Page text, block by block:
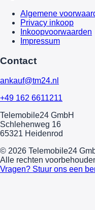
Algemene
Privacy inkoop
Inkoopvoorwaarden
Impressum
Contact
ankauf@tm24.nl
+49 162 6611211
Telemobile24 GmbH
Schlehenweg 16
65321 Heidenrod
© 2026 Telemobile24
Alle rechten
Vragen? Stuur ons een